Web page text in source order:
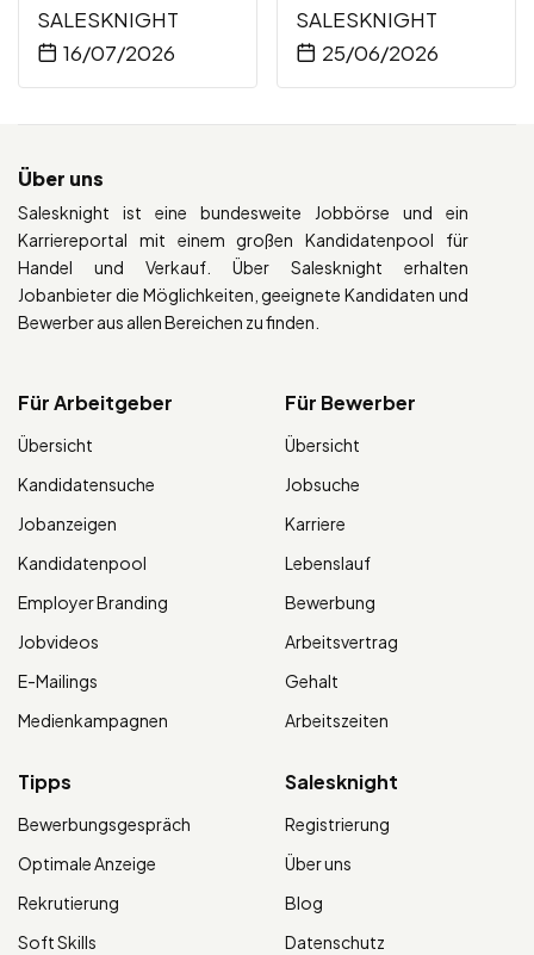
SALESKNIGHT
16/07/2026
SALESKNIGHT
25/06/2026
Über uns
Salesknight ist eine bundesweite Jobbörse und ein
Karriereportal mit einem großen Kandidatenpool für
Handel und Verkauf. Über Salesknight erhalten
Jobanbieter die Möglichkeiten, geeignete Kandidaten und
Bewerber aus allen Bereichen zu finden.
Für Arbeitgeber
Übersicht
Kandidatensuche
Jobanzeigen
Kandidatenpool
Employer Branding
Jobvideos
E-Mailings
Medienkampagnen
Für Bewerber
Übersicht
Jobsuche
Karriere
Lebenslauf
Bewerbung
Arbeitsvertrag
Gehalt
Arbeitszeiten
Tipps
Bewerbungsgespräch
Optimale Anzeige
Rekrutierung
Soft Skills
Salesknight
Registrierung
Über uns
Blog
Datenschutz